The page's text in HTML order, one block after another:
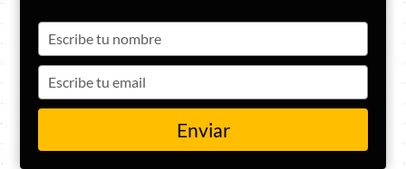
your
name
your
email
Enviar